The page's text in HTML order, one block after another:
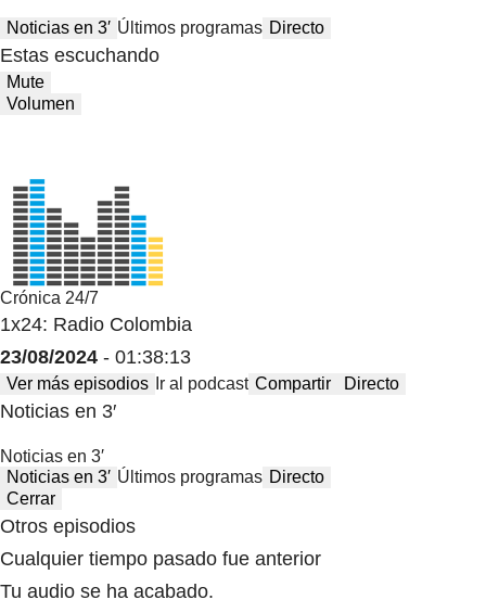
Noticias en 3′ Últimos programas Directo
Estas escuchando
Mute
Volumen
Crónica 24/7
1x24: Radio Colombia
23/08/2024 - 01:38:13
Ver más episodios Ir al podcast Compartir Directo
Noticias en 3′
Noticias en 3′
Noticias en 3′ Últimos programas Directo
Cerrar
Otros episodios
Cualquier tiempo pasado fue anterior
Tu audio se ha acabado.